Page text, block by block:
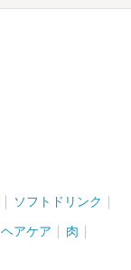
ソフトドリンク
ヘアケア 肉